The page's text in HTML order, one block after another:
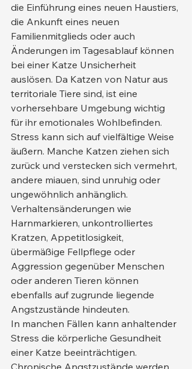
die Einführung eines neuen Haustiers,
die Ankunft eines neuen
Familienmitglieds oder auch
Änderungen im Tagesablauf können
bei einer Katze Unsicherheit
auslösen. Da Katzen von Natur aus
territoriale Tiere sind, ist eine
vorhersehbare Umgebung wichtig
für ihr emotionales Wohlbefinden.
Stress kann sich auf vielfältige Weise
äußern. Manche Katzen ziehen sich
zurück und verstecken sich vermehrt,
andere miauen, sind unruhig oder
ungewöhnlich anhänglich.
Verhaltensänderungen wie
Harnmarkieren, unkontrolliertes
Kratzen, Appetitlosigkeit,
übermäßige Fellpflege oder
Aggression gegenüber Menschen
oder anderen Tieren können
ebenfalls auf zugrunde liegende
Angstzustände hindeuten.
In manchen Fällen kann anhaltender
Stress die körperliche Gesundheit
einer Katze beeinträchtigen.